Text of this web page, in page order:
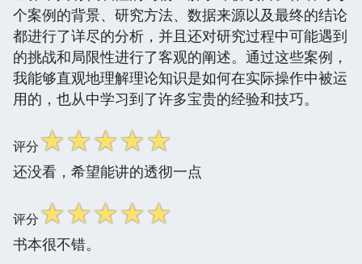
个案例的背景、研究方法、数据来源以及最终的结论
都进行了详尽的分析，并且还对研究过程中可能遇到
的挑战和局限性进行了客观的阐述。通过这些案例，
我能够直观地理解理论知识是如何在实际操作中被运
用的，也从中学习到了许多宝贵的经验和技巧。
评分☆☆☆☆☆
还没看，希望能讲的透彻一点
评分☆☆☆☆☆
书本很不错。